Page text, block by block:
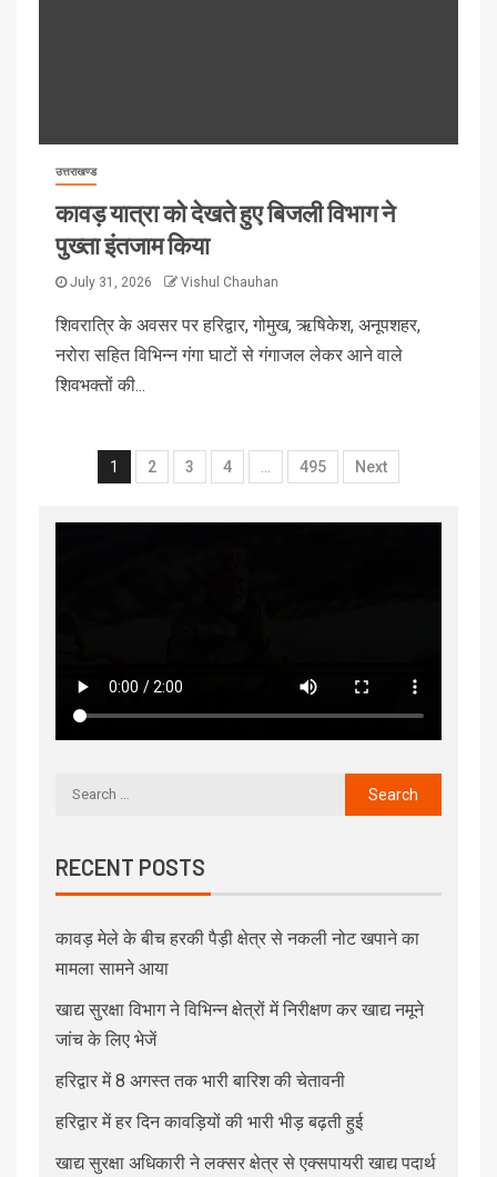
उत्तराखण्ड
कावड़ यात्रा को देखते हुए बिजली विभाग ने
पुख्ता इंतजाम किया
July 31, 2026 Vishul Chauhan
शिवरात्रि के अवसर पर हरिद्वार, गोमुख, ऋषिकेश, अनूपशहर,
नरोरा सहित विभिन्न गंगा घाटों से गंगाजल लेकर आने वाले
शिवभक्तों की...
1 2 3 4 495 Next
RECENT POSTS
कावड़ मेले के बीच हरकी पैड़ी क्षेत्र से नकली नोट खपाने का
मामला सामने आया
खाद्य सुरक्षा विभाग ने विभिन्न क्षेत्रों में निरीक्षण कर खाद्य नमूने
जांच के लिए भेजें
हरिद्वार में 8 अगस्त तक भारी बारिश की चेतावनी
हरिद्वार में हर दिन कावड़ियों की भारी भीड़ बढ़ती हुई
खाद्य सुरक्षा अधिकारी ने लक्सर क्षेत्र से एक्सपायरी खाद्य पदार्थ